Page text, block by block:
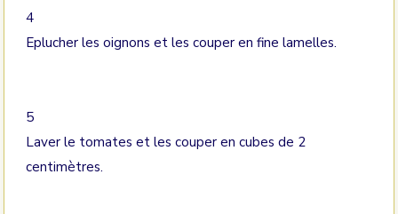
4
Eplucher les oignons et les couper en fine lamelles.
5
Laver le tomates et les couper en cubes de 2
centimètres.